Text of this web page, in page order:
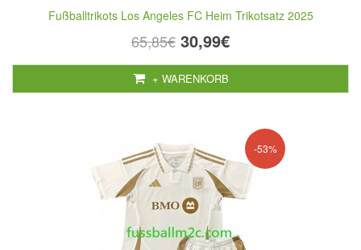
Fußballtrikots Los Angeles FC Heim Trikotsatz 2025
65,85€ 30,99€
+ WARENKORB
-53%